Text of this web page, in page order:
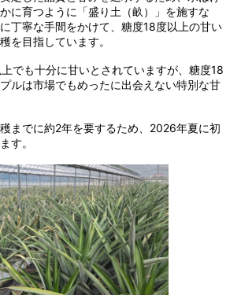
に育つように「盛り土（畝）」を施すな
丁寧な手間をかけて、糖度18度以上の甘い
を目指しています。
でも十分に甘いとされていますが、糖度18
ルは市場でもめったに出会えない特別な甘
までに約2年を要するため、2026年夏に初
す。